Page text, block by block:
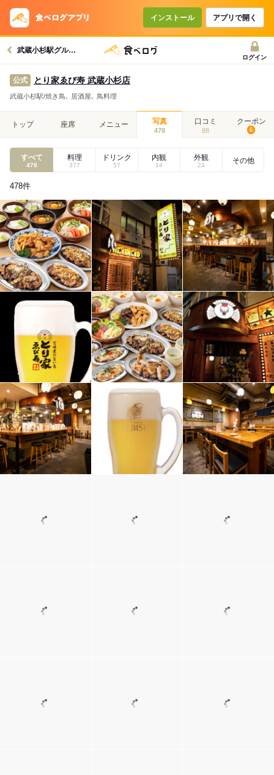
インストール アプリで開く
武蔵小杉駅グルメへ
ログイン
公式 とり家ゑび寿 武蔵小杉店
武蔵小杉駅/焼き鳥､ 居酒屋､ 鳥料理
トップ 座席 メニュー 写真
478
口コミ
88
クーポン
6
すべて
478
料理
377
ドリンク
57
内観
14
外観
24
その他
478件